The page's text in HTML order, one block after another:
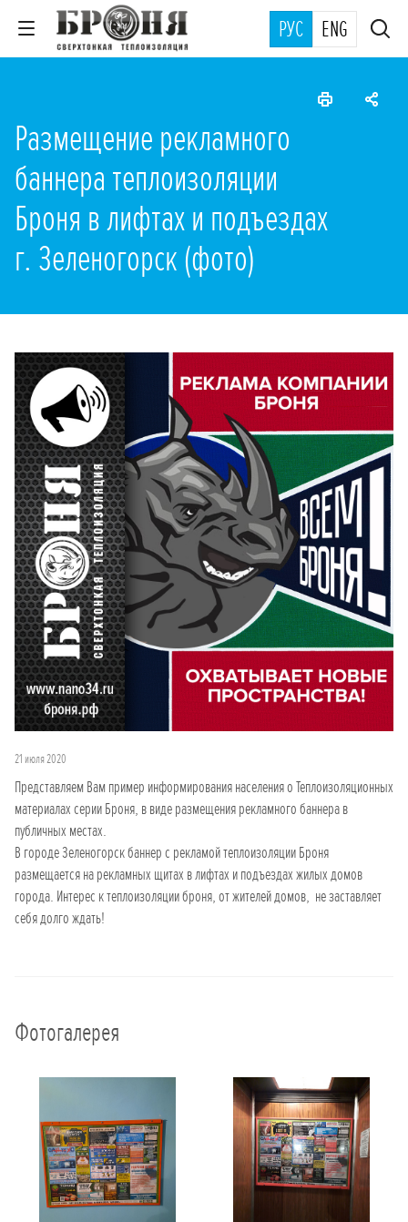
РУС ENG
Размещение рекламного
баннера теплоизоляции
Броня в лифтах и подъездах
г. Зеленогорск (фото)
21 июля 2020
Представляем Вам пример информирования населения о Теплоизоляционных
материалах серии Броня, в виде размещения рекламного баннера в
публичных местах.
В городе Зеленогорск баннер с рекламой теплоизоляции Броня
размещается на рекламных щитах в лифтах и подъездах жилых домов
города. Интерес к теплоизоляции броня, от жителей домов, не заставляет
себя долго ждать!
Фотогалерея